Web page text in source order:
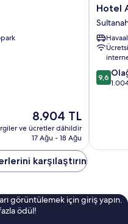
Güncel
fiyat:
8.904 TL
8.904 TL
ve ücretler dâhildir
17 Ağu - 18 Ağu
Hotel
Amira
İstanbul
Hotel
10
9,6
karşılaştırın
görüntülemek için giriş yapın.
ödül!